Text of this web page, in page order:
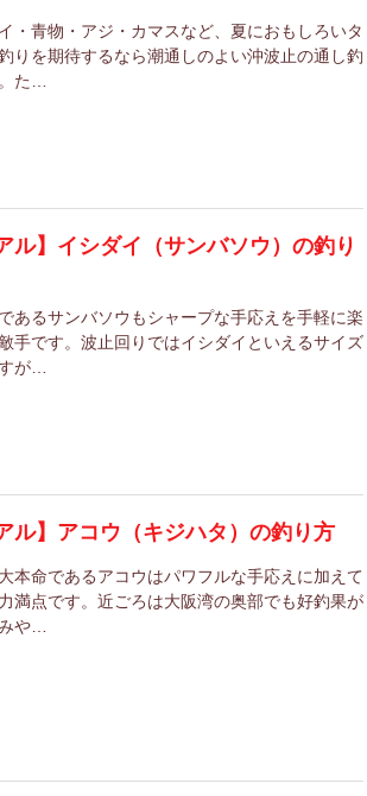
・青物・アジ・カマスなど、夏におもしろいタ
りを期待するなら潮通しのよい沖波止の通し釣
た…
ル】イシダイ（サンバソウ）の釣り
あるサンバソウもシャープな手応えを手軽に楽
手です。波止回りではイシダイといえるサイズ
が…
ル】アコウ（キジハタ）の釣り方
本命であるアコウはパワフルな手応えに加えて
満点です。近ごろは大阪湾の奥部でも好釣果が
や…